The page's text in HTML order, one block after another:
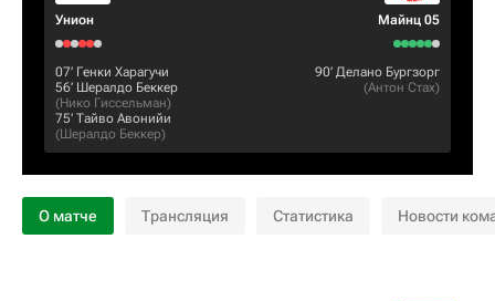
Унион Майнц 05
07‎’‎ Генки Харагучи
56‎’‎ Шералдо Беккер
(Нико Гиссельман)
75‎’‎ Тайво Авонийи
(Шералдо Беккер)
90‎’‎ Делано Бургзорг
(Антон Стах)
О матче Трансляция Статистика Новости